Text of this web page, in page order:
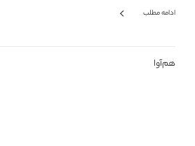
ادامه مطلب
هم‌آوا